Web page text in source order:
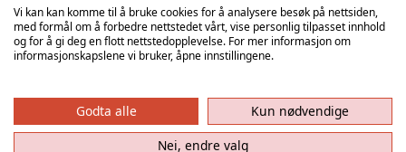
Administrasjon
Styret
Vi kan kan komme til å bruke cookies for å analysere besøk på nettsiden,
med formål om å forbedre nettstedet vårt, vise personlig tilpasset innhold
og for å gi deg en flott nettstedopplevelse. For mer informasjon om
informasjonskapslene vi bruker, åpne innstillingene.
Godta alle
Kun nødvendige
Nei, endre valg